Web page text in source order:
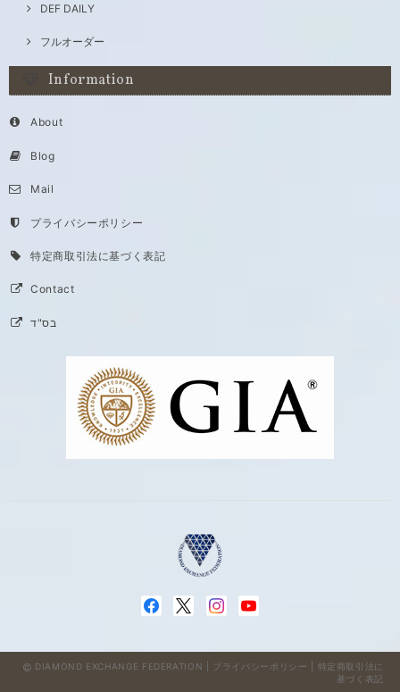
DEF DAILY
フルオーダー
Information
About
Blog
Mail
プライバシーポリシー
特定商取引法に基づく表記
Contact
בס"ד
DIAMOND EXCHANGE FEDERATION | プライバシーポリシー
特定商取引法に
基づく表記